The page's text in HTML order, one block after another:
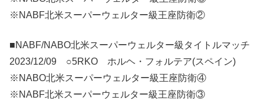
※NABF北米スーパーウェルター級王座防衛②
■NABF/NABO北米スーパーウェルター級タイトルマッチ
2023/12/09 ○5RKO ホルヘ・フォルテア(スペイン)
※NABO北米スーパーウェルター級王座防衛④
※NABF北米スーパーウェルター級王座防衛③